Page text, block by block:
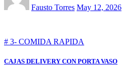
Fausto Torres May 12, 2026
# 3- COMIDA RAPIDA
CAJAS DELIVERY CON PORTA VASO